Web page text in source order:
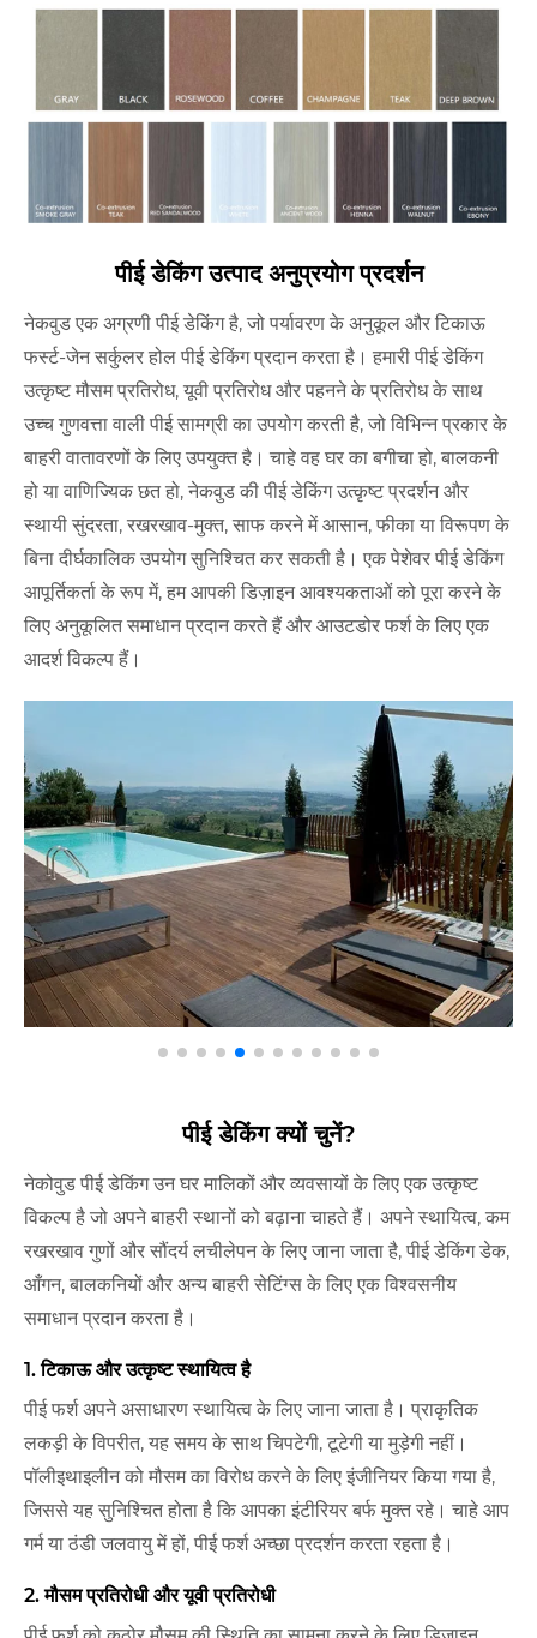
पीई डेकिंग उत्पाद अनुप्रयोग प्रदर्शन
नेकवुड एक अग्रणी पीई डेकिंग है, जो पर्यावरण के अनुकूल और टिकाऊ
फर्स्ट-जेन सर्कुलर होल पीई डेकिंग प्रदान करता है। हमारी पीई डेकिंग
उत्कृष्ट मौसम प्रतिरोध, यूवी प्रतिरोध और पहनने के प्रतिरोध के साथ
उच्च गुणवत्ता वाली पीई सामग्री का उपयोग करती है, जो विभिन्न प्रकार के
बाहरी वातावरणों के लिए उपयुक्त है। चाहे वह घर का बगीचा हो, बालकनी
हो या वाणिज्यिक छत हो, नेकवुड की पीई डेकिंग उत्कृष्ट प्रदर्शन और
स्थायी सुंदरता, रखरखाव-मुक्त, साफ करने में आसान, फीका या विरूपण के
बिना दीर्घकालिक उपयोग सुनिश्चित कर सकती है। एक पेशेवर पीई डेकिंग
आपूर्तिकर्ता के रूप में, हम आपकी डिज़ाइन आवश्यकताओं को पूरा करने के
लिए अनुकूलित समाधान प्रदान करते हैं और आउटडोर फर्श के लिए एक
आदर्श विकल्प हैं।
पीई डेकिंग क्यों चुनें?
नेकोवुड पीई डेकिंग उन घर मालिकों और व्यवसायों के लिए एक उत्कृष्ट
विकल्प है जो अपने बाहरी स्थानों को बढ़ाना चाहते हैं। अपने स्थायित्व, कम
रखरखाव गुणों और सौंदर्य लचीलेपन के लिए जाना जाता है, पीई डेकिंग डेक,
आँगन, बालकनियों और अन्य बाहरी सेटिंग्स के लिए एक विश्वसनीय
समाधान प्रदान करता है।
1. टिकाऊ और उत्कृष्ट स्थायित्व है
पीई फर्श अपने असाधारण स्थायित्व के लिए जाना जाता है। प्राकृतिक
लकड़ी के विपरीत, यह समय के साथ चिपटेगी, टूटेगी या मुड़ेगी नहीं।
पॉलीइथाइलीन को मौसम का विरोध करने के लिए इंजीनियर किया गया है,
जिससे यह सुनिश्चित होता है कि आपका इंटीरियर बर्फ मुक्त रहे। चाहे आप
गर्म या ठंडी जलवायु में हों, पीई फर्श अच्छा प्रदर्शन करता रहता है।
2. मौसम प्रतिरोधी और यूवी प्रतिरोधी